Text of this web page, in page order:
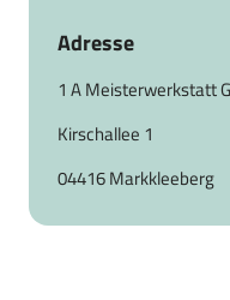
Adresse
1 A Meisterwerkstatt
Kirschallee 1
04416 Markkleeberg